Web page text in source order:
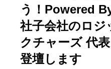
う！Powered
社子会社のロ
クチャーズ 代
登壇します